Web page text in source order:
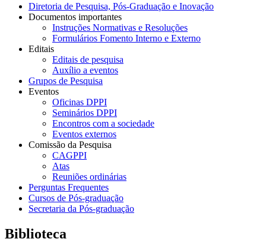
Diretoria de Pesquisa, Pós-Graduação e Inovação
Documentos importantes
Instruções Normativas e Resoluções
Formulários Fomento Interno e Externo
Editais
Editais de pesquisa
Auxílio a eventos
Grupos de Pesquisa
Eventos
Oficinas DPPI
Seminários DPPI
Encontros com a sociedade
Eventos externos
Comissão da Pesquisa
CAGPPI
Atas
Reuniões ordinárias
Perguntas Frequentes
Cursos de Pós-graduação
Secretaria da Pós-graduação
Biblioteca